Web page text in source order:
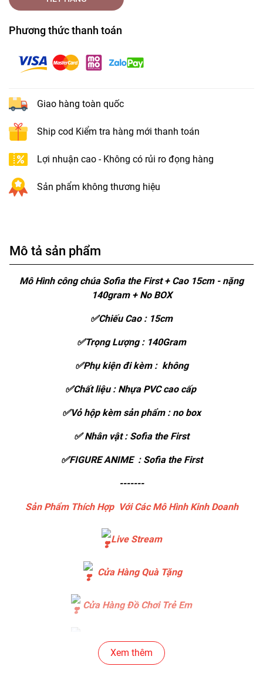
Phương thức thanh toán
Giao hàng toàn quốc
Ship cod Kiểm tra hàng mới thanh toán
Lợi nhuận cao - Không có rủi ro đọng hàng
Sản phẩm không thương hiệu
Mô tả sản phẩm
Mô Hình công chúa Sofia the First + Cao 15cm - nặng
140gram + No BOX
✅Chiếu Cao : 15cm
✅Trọng Lượng : 140Gram
✅Phụ kiện đi kèm : không
✅Chất liệu : Nhựa PVC cao cấp
✅Vỏ hộp kèm sản phẩm : no box
✅ Nhân vật : Sofia the First
✅FIGURE ANIME : Sofia the First
-------
Sản Phẩm Thích Hợp Với Các Mô Hình Kinh Doanh
Live Stream
Cửa Hàng Quà Tặng
Cửa Hàng Đồ Chơi Trẻ Em
Xem thêm